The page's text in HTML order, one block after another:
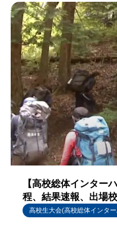
【高校総体インター
程、結果速報、出場
高校生大会(高校総体インタ